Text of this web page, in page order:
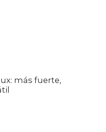
más fuerte,